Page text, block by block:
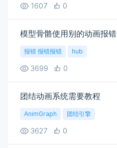
1607 0
模型骨骼使用别的动画报错
报错 报错报错 hub
3699 0
团结动画系统需要教程
AnimGraph 团结引擎
3627 0